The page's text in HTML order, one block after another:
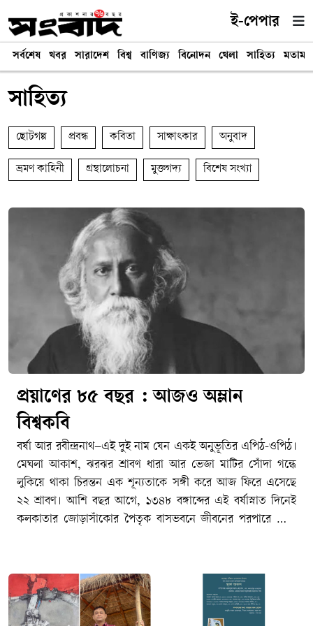
ই-পেপার
সর্বশেষ খবর সারাদেশ বিশ্ব বাণিজ্য বিনোদন খেলা সাহিত্য মতামত
সাহিত্য
ছোটগল্প প্রবন্ধ কবিতা সাক্ষাৎকার অনুবাদ
ভ্রমণ কাহিনী গ্রন্থালোচনা মুক্তগদ্য বিশেষ সংখ্যা
প্রয়াণের ৮৫ বছর : আজও অম্লান
বিশ্বকবি
বর্ষা আর রবীন্দ্রনাথ–এই দুই নাম যেন একই অনুভূতির এপিঠ-ওপিঠ।
মেঘলা আকাশ, ঝরঝর শ্রাবণ ধারা আর ভেজা মাটির সোঁদা গন্ধে
লুকিয়ে থাকা চিরন্তন এক শূন্যতাকে সঙ্গী করে আজ ফিরে এসেছে
২২ শ্রাবণ। আশি বছর আগে, ১৩৪৮ বঙ্গাব্দের এই বর্ষাস্নাত দিনেই
কলকাতার জোড়াসাঁকোর পৈতৃক বাসভবনে জীবনের পরপারে পাড়ি
গেলেও বাঙালির হৃদয়ে তিনি এতটুকু পুরোনো হননি। জীবনের
অনাবিল আনন্দ, গভীর বেদনা, বিরহ-মিলন কিংবা প্রার্থনা–মানুষের
মনস্তাত্ত্বিক প্রতিচ্ছবির প্রতিটি নিবিড় কোণে আজও তিনি একইভাবে